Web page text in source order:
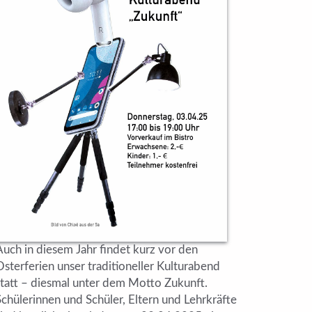
in diesem Jahr findet kurz vor den
unser traditioneller Kulturabend
– diesmal unter dem Motto Zukunft.
und Schüler, Eltern und Lehrkräfte